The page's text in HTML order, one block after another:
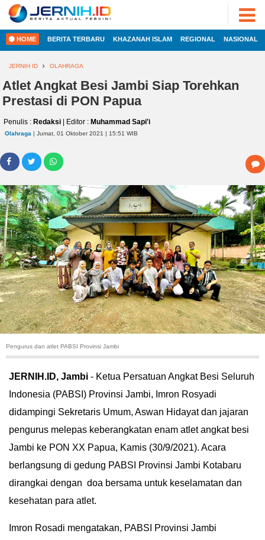
HOME
REGIONAL
NASIONAL
INTERNASIONAL
EKOBIS
POLITIK
HUKUM
KRIMINAL
TEKNOLOGI
OTOMOTIF
HIBURAN
ADVERTORIAL
FOTO
VIDEO
PESONA
JAMBI
PESONA
PESONA
CAKRAWALA
PROPERTY
LIFESTYLE
ENTREPRENEURSHIP
2022
JERNIH.ID
•
Developed
HOME BERITA TERBARU KHAZANAH ISLAM REGIONAL NASIONAL
JERNIH ID OLAHRAGA
Atlet Angkat Besi Jambi Siap Torehkan
Prestasi di PON Papua
Penulis : Redaksi | Editor : Muhammad Sapi'i
Olahraga | Jumat, 01 Oktober 2021 | 15:51 WIB
Pengurus dan atlet PABSI Provinsi Jambi
JERNIH.ID, Jambi - Ketua Persatuan Angkat Besi Seluruh
Indonesia (PABSI) Provinsi Jambi, Imron Rosyadi
didampingi Sekretaris Umum, Aswan Hidayat dan jajaran
pengurus melepas keberangkatan enam atlet angkat besi
Jambi ke PON XX Papua, Kamis (30/9/2021). Acara
berlangsung di gedung PABSI Provinsi Jambi Kotabaru
dirangkai dengan doa bersama untuk keselamatan dan
kesehatan para atlet.
Imron Rosadi mengatakan, PABSI Provinsi Jambi